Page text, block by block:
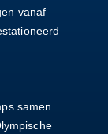
vanaf
samen